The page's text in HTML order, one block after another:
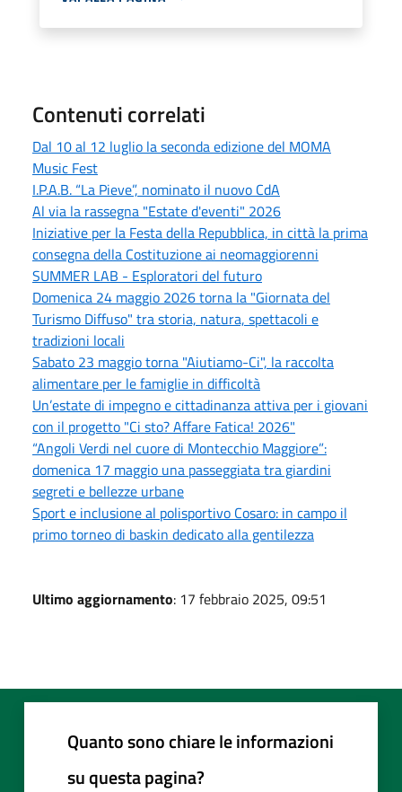
Contenuti correlati
Dal 10 al 12 luglio la seconda edizione del MOMA
Music Fest
I.P.A.B. “La Pieve”, nominato il nuovo CdA
Al via la rassegna "Estate d'eventi" 2026
Iniziative per la Festa della Repubblica, in città la prima
consegna della Costituzione ai neomaggiorenni
SUMMER LAB - Esploratori del futuro
Domenica 24 maggio 2026 torna la "Giornata del
Turismo Diffuso" tra storia, natura, spettacoli e
tradizioni locali
Sabato 23 maggio torna "Aiutiamo-Ci", la raccolta
alimentare per le famiglie in difficoltà
Un’estate di impegno e cittadinanza attiva per i giovani
con il progetto "Ci sto? Affare Fatica! 2026"
“Angoli Verdi nel cuore di Montecchio Maggiore”:
domenica 17 maggio una passeggiata tra giardini
segreti e bellezze urbane
Sport e inclusione al polisportivo Cosaro: in campo il
primo torneo di baskin dedicato alla gentilezza
Ultimo aggiornamento: 17 febbraio 2025, 09:51
Quanto sono chiare le informazioni
su questa pagina?